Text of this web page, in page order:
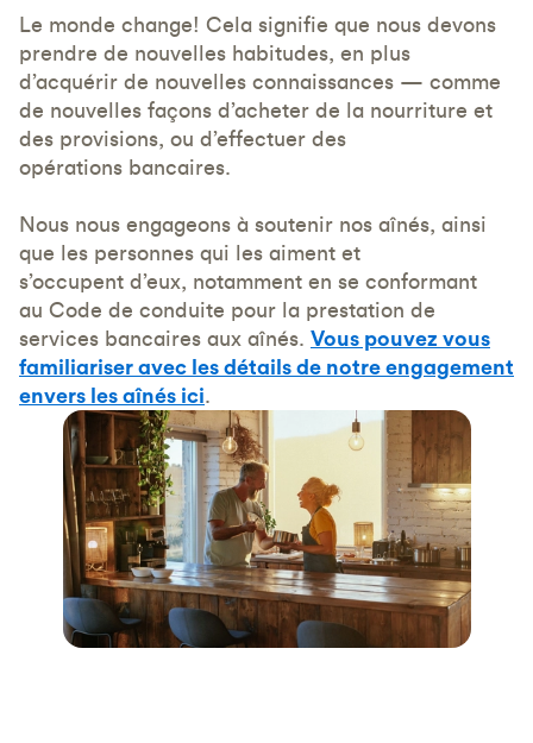
Le monde change! Cela signifie que nous devons
prendre de nouvelles habitudes, en plus
d’acquérir de nouvelles connaissances — comme
de nouvelles façons d’acheter de la nourriture et
des provisions, ou d’effectuer des
opérations bancaires.
Nous nous engageons à soutenir nos aînés, ainsi
que les personnes qui les aiment et
s’occupent d’eux, notamment en se conformant
au Code de conduite pour la prestation de
services bancaires aux aînés. Vous pouvez vous
familiariser avec les détails de notre engagement
envers les aînés ici.